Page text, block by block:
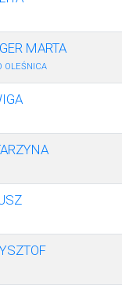
MARTA
OLEŚNICA